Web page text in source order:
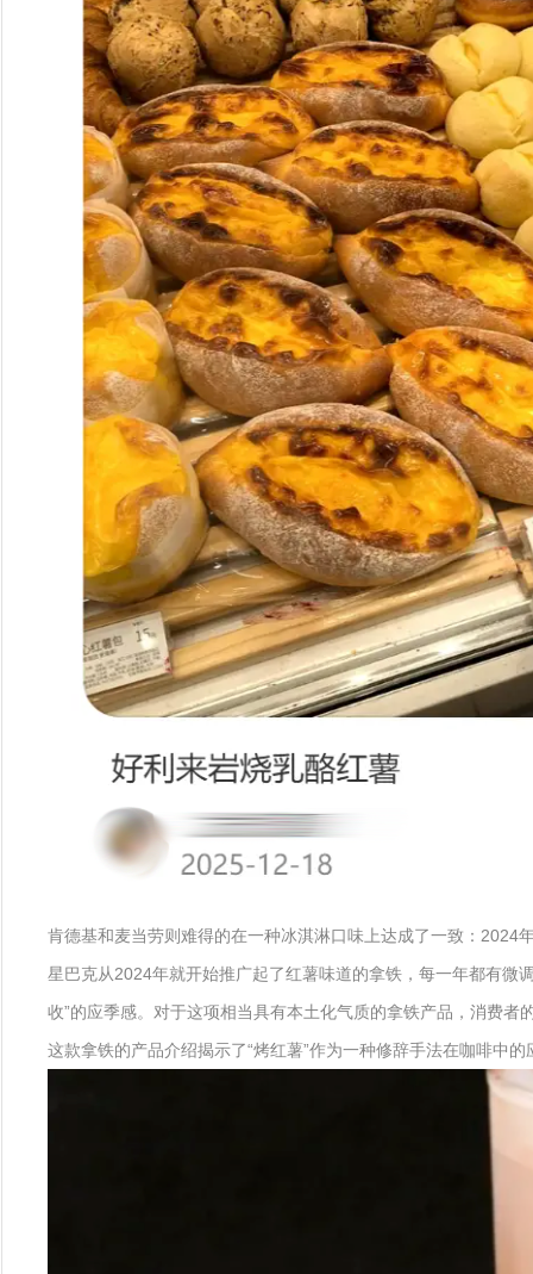
肯德基和麦当劳则难得的在一种冰淇淋口味上达成了一致：2024
星巴克从2024年就开始推广起了红薯味道的拿铁，每一年都有微
收”的应季感。对于这项相当具有本土化气质的拿铁产品，消费者
这款拿铁的产品介绍揭示了“烤红薯”作为一种修辞手法在咖啡中